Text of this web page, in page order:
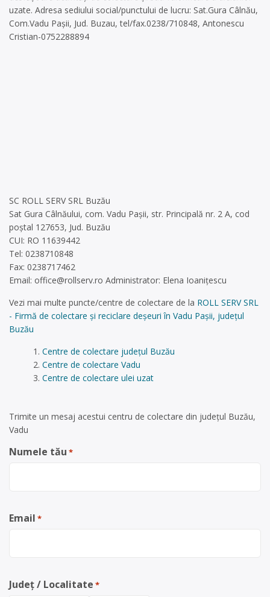
uzate. Adresa sediului social/punctului de lucru: Sat.Gura Câlnău,
Com.Vadu Paşii, Jud. Buzau, tel/fax.0238/710848, Antonescu
Cristian-0752288894
SC ROLL SERV SRL Buzău
Sat Gura Câlnăului, com. Vadu Pașii, str. Principală nr. 2 A, cod
poștal 127653, Jud. Buzău
CUI: RO 11639442
Tel: 0238710848
Fax: 0238717462
Email: office@rollserv.ro Administrator: Elena Ioanițescu
Vezi mai multe puncte/centre de colectare de la ROLL SERV SRL
- Firmă de colectare și reciclare deșeuri în Vadu Pașii, județul
Buzău
Centre de colectare județul Buzău
Centre de colectare Vadu
Centre de colectare ulei uzat
Trimite un mesaj acestui centru de colectare din județul Buzău,
Vadu
Numele tău *
Email *
Județ / Localitate *